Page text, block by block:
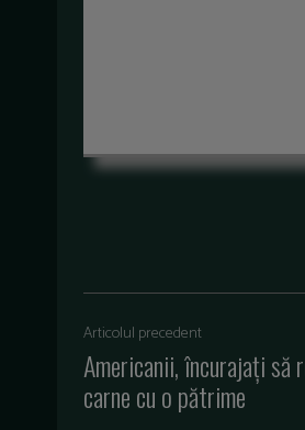
Articolul precedent
Americanii, încurajați să
carne cu o pătrime